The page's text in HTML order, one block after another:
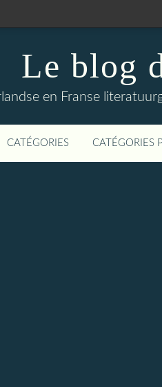
Le blog
en Franse
CATÉGORIES CATÉGORIES